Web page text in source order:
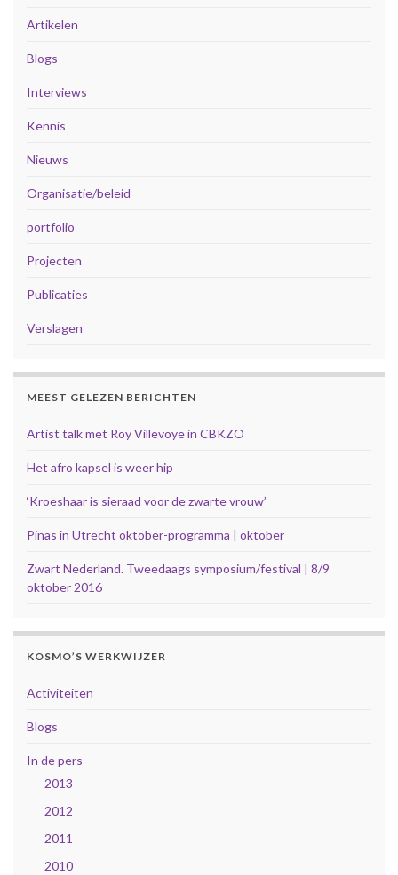
Artikelen
Blogs
Interviews
Kennis
Nieuws
Organisatie/beleid
portfolio
Projecten
Publicaties
Verslagen
MEEST GELEZEN BERICHTEN
Artist talk met Roy Villevoye in CBKZO
Het afro kapsel is weer hip
‘Kroeshaar is sieraad voor de zwarte vrouw’
Pinas in Utrecht oktober-programma | oktober
Zwart Nederland. Tweedaags symposium/festival | 8/9
oktober 2016
KOSMO’S WERKWIJZER
Activiteiten
Blogs
In de pers
2013
2012
2011
2010